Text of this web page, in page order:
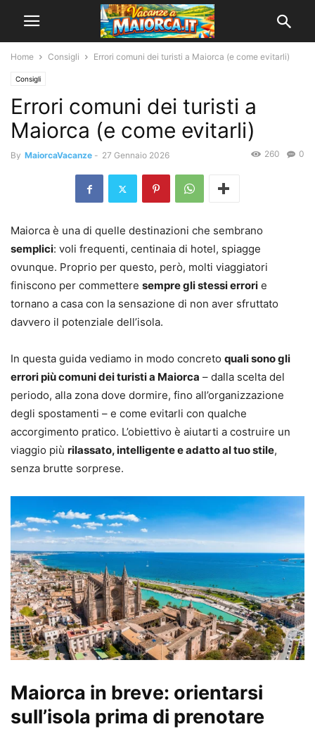
Home Consigli Errori comuni dei turisti a Maiorca (e come evitarli)
Consigli
Errori comuni dei turisti a
Maiorca (e come evitarli)
By MaiorcaVacanze - 27 Gennaio 2026 0
260
Maiorca è una di quelle destinazioni che sembrano
semplici: voli frequenti, centinaia di hotel, spiagge
ovunque. Proprio per questo, però, molti viaggiatori
finiscono per commettere sempre gli stessi errori e
tornano a casa con la sensazione di non aver sfruttato
davvero il potenziale dell’isola.
In questa guida vediamo in modo concreto quali sono gli
errori più comuni dei turisti a Maiorca – dalla scelta del
periodo, alla zona dove dormire, fino all’organizzazione
degli spostamenti – e come evitarli con qualche
accorgimento pratico. L’obiettivo è aiutarti a costruire un
viaggio più rilassato, intelligente e adatto al tuo stile,
senza brutte sorprese.
Maiorca in breve: orientarsi
sull’isola prima di prenotare